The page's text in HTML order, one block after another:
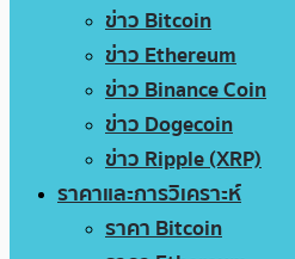
ข่าว Bitcoin
ข่าว Ethereum
ข่าว Binance Coin
ข่าว Dogecoin
ข่าว Ripple (XRP)
ราคาและการวิเคราะห์
ราคา Bitcoin